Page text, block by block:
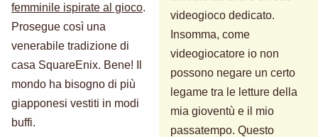
femminile ispirate al gioco.
Prosegue così una
venerabile tradizione di
casa SquareEnix. Bene! Il
mondo ha bisogno di più
giapponesi vestiti in modi
buffi.
videogioco dedicato.
Insomma, come
videogiocatore io non
possono negare un certo
legame tra le letture della
mia gioventù e il mio
passatempo. Questo